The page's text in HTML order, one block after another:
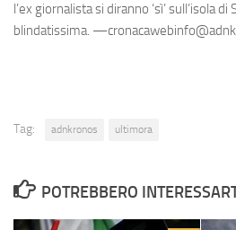
l’ex giornalista si diranno ‘sì’ sull’isola
blindatissima.
Tag: adnkronos ultimora
POTREBBERO